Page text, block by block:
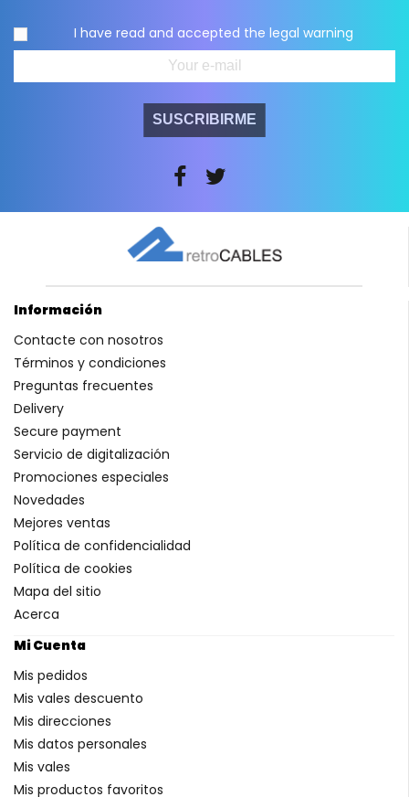
I have read and accepted the legal warning
SUSCRIBIRME
Información
Contacte con nosotros
Términos y condiciones
Preguntas frecuentes
Delivery
Secure payment
Servicio de digitalización
Promociones especiales
Novedades
Mejores ventas
Política de confidencialidad
Política de cookies
Mapa del sitio
Acerca
Mi Cuenta
Mis pedidos
Mis vales descuento
Mis direcciones
Mis datos personales
Mis vales
Mis productos favoritos